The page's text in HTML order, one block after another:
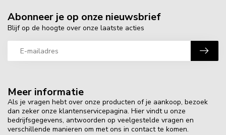
Meer informatie
Als je vragen hebt over onze producten of je aankoop, bezoek
dan zeker onze klantenservicepagina. Hier vindt u onze
bedrijfsgegevens, antwoorden op veelgestelde vragen en
verschillende manieren om met ons in contact te komen.
Abonneer je op onze nieuwsbrief
Blijf op de hoogte over onze laatste acties